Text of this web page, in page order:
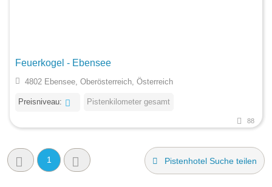
Feuerkogel - Ebensee
4802 Ebensee, Oberösterreich, Österreich
Preisniveau: Pistenkilometer gesamt
88
1 Pistenhotel Suche teilen